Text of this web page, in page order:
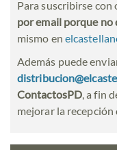
Para suscribirse
por email porque no
mismo en
Además puede
ContactosPD, a fin
mejorar la recepción